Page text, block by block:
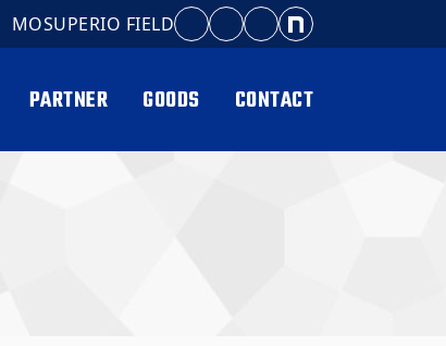
MOSUPERIO FIELD
PARTNER GOODS CONTACT